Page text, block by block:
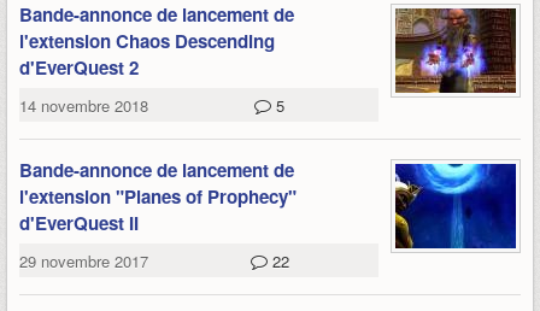
Bande-annonce de lancement de
l'extension Chaos Descending
d'EverQuest 2
14 novembre 2018 5
Bande-annonce de lancement de
l'extension "Planes of Prophecy"
d'EverQuest II
29 novembre 2017 22